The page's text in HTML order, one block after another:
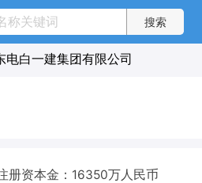
电白一建集团有限公司
册资本金：16350万人民币